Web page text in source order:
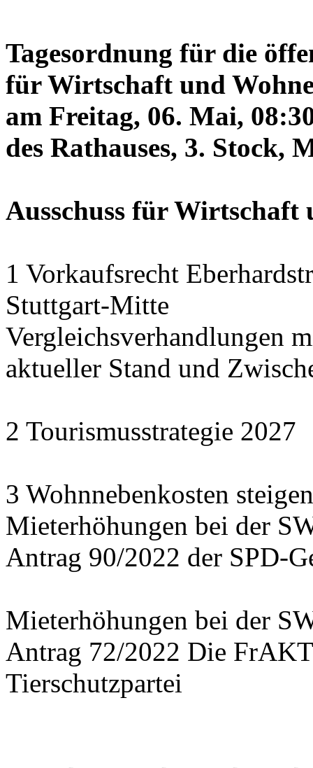
Tagesordnung für die
für Wirtschaft und
am Freitag, 06. Mai,
des Rathauses, 3. Stock,
Ausschuss für Wirtschaft
1 Vorkaufsrecht
Stuttgart-Mitte
Vergleichsverhandlungen
aktueller Stand und
2 Tourismusstrategie 2027
3 Wohnnebenkosten
Mieterhöhungen bei der
Antrag 90/2022 der SPD-
Mieterhöhungen bei der
Antrag 72/2022 Die
Tierschutzpartei